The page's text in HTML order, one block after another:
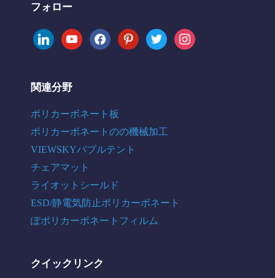
フォロー
linkedinyoutubefacebookpinteresttwitter instagram
関連分野
ポリカーボネート板
ポリカーボネートのの機械加工
VIEWSKYバブルテント
チェアマット
ライオットシールド
ESD/静電気防止ポリカーボネート
ぽポリカーボネートフィルム
クイックリンク